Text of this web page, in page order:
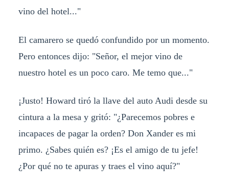
vino del hotel..."
El camarero se quedó confundido por un momento.
Pero entonces dijo: "Señor, el mejor vino de
nuestro hotel es un poco caro. Me temo que..."
¡Justo! Howard tiró la llave del auto Audi desde su
cintura a la mesa y gritó: "¿Parecemos pobres e
incapaces de pagar la orden? Don Xander es mi
primo. ¿Sabes quién es? ¡Es el amigo de tu jefe!
¿Por qué no te apuras y traes el vino aquí?"